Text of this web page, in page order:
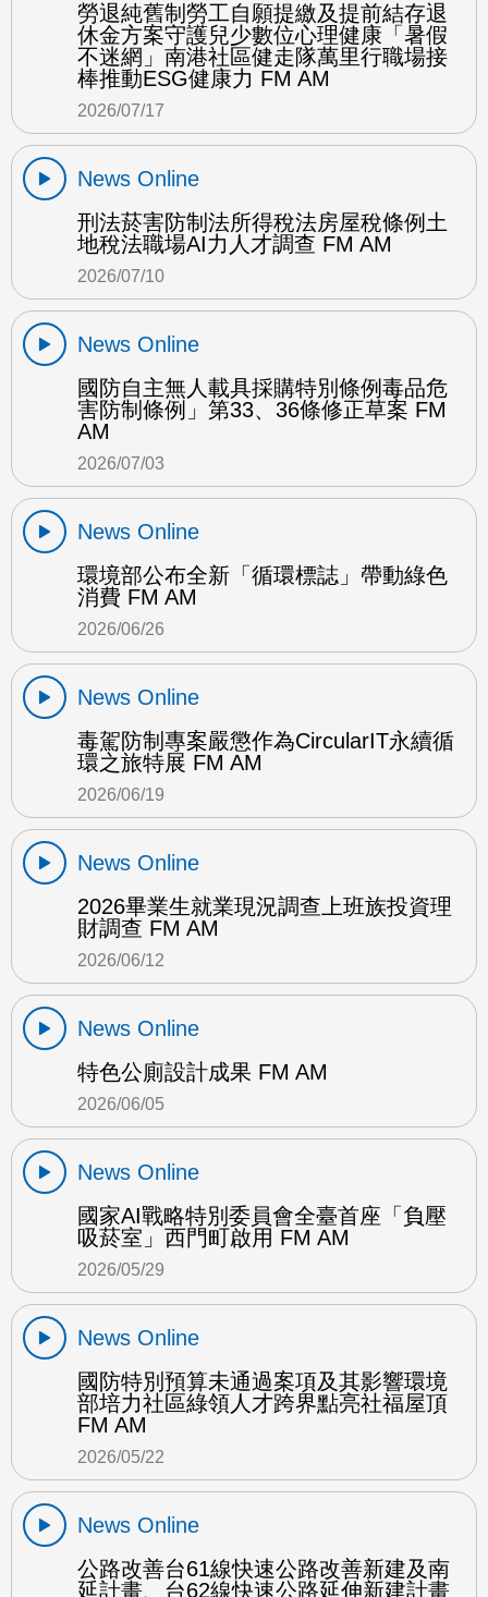
勞退純舊制勞工自願提繳及提前結存退
休金方案守護兒少數位心理健康「暑假
不迷網」南港社區健走隊萬里行職場接
棒推動ESG健康力 FM AM
2026/07/17
News Online
刑法菸害防制法所得稅法房屋稅條例土
地稅法職場AI力人才調查 FM AM
2026/07/10
News Online
國防自主無人載具採購特別條例毒品危
害防制條例」第33、36條修正草案 FM
AM
2026/07/03
News Online
環境部公布全新「循環標誌」帶動綠色
消費 FM AM
2026/06/26
News Online
毒駕防制專案嚴懲作為CircularIT永續循
環之旅特展 FM AM
2026/06/19
News Online
2026畢業生就業現況調查上班族投資理
財調查 FM AM
2026/06/12
News Online
特色公廁設計成果 FM AM
2026/06/05
News Online
國家AI戰略特別委員會全臺首座「負壓
吸菸室」西門町啟用 FM AM
2026/05/29
News Online
國防特別預算未通過案項及其影響環境
部培力社區綠領人才跨界點亮社福屋頂
FM AM
2026/05/22
News Online
公路改善台61線快速公路改善新建及南
延計畫、台62線快速公路延伸新建計畫